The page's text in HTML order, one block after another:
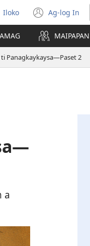
Agpili
iti
lengguahe
Iloko Ag-log In
(manglukat
iti
baro
a
window)
Panagkaykaysa—Paset 2
a